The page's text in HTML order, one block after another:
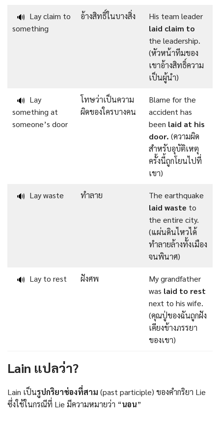
🔊 Lay claim to
something
อ้างสิทธิ์ในบางสิ่ง
His team leader
laid claim to
the leadership.
(หัวหน้าทีมของ
เขาอ้างสิทธิ์ความ
เป็นผู้นำ)
🔊 Lay
something at
someone’s door
โทษว่าเป็นความ
ผิดของใครบางคน
Blame for the
accident has
been laid at his
door. (ความผิด
สำหรับอุบัติเหตุ
ครั้งนี้ถูกโยนไปที่
เขา)
🔊 Lay waste ทำลาย
The earthquake
laid waste to
the entire city.
(แผ่นดินไหวได้
ทำลายล้างทั้งเมือง
จนพินาศ)
🔊 Lay to rest ฝังศพ
My grandfather
was laid to rest
next to his wife.
(คุณปู่ของฉันถูกฝัง
เคียงข้างภรรยา
ของเขา)
Lain แปลว่า?
Lain เป็นรูปกริยาช่องที่สาม (past participle) ของคำกริยา Lie
ซึ่งใช้ในกรณีที่ Lie มีความหมายว่า “นอน”